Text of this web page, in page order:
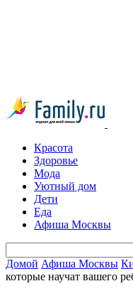
Красота
Здоровье
Мода
Уютный дом
Дети
Еда
Афиша Москвы
Домой Афиша Москвы
которые научат вашего